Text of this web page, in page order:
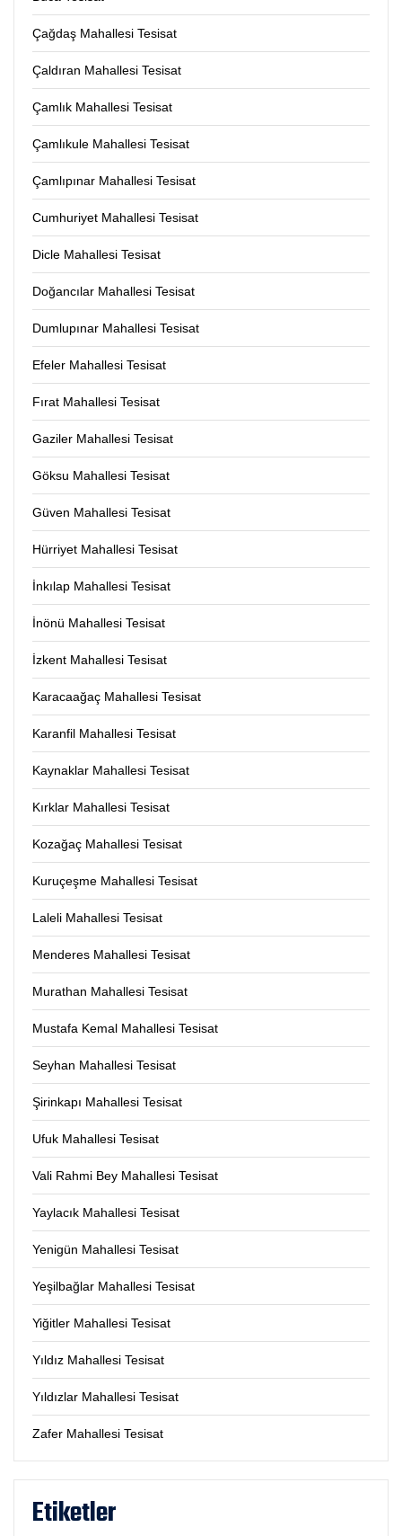
Çağdaş Mahallesi Tesisat
Çaldıran Mahallesi Tesisat
Çamlık Mahallesi Tesisat
Çamlıkule Mahallesi Tesisat
Çamlıpınar Mahallesi Tesisat
Cumhuriyet Mahallesi Tesisat
Dicle Mahallesi Tesisat
Doğancılar Mahallesi Tesisat
Dumlupınar Mahallesi Tesisat
Efeler Mahallesi Tesisat
Fırat Mahallesi Tesisat
Gaziler Mahallesi Tesisat
Göksu Mahallesi Tesisat
Güven Mahallesi Tesisat
Hürriyet Mahallesi Tesisat
İnkılap Mahallesi Tesisat
İnönü Mahallesi Tesisat
İzkent Mahallesi Tesisat
Karacaağaç Mahallesi Tesisat
Karanfil Mahallesi Tesisat
Kaynaklar Mahallesi Tesisat
Kırklar Mahallesi Tesisat
Kozağaç Mahallesi Tesisat
Kuruçeşme Mahallesi Tesisat
Laleli Mahallesi Tesisat
Menderes Mahallesi Tesisat
Murathan Mahallesi Tesisat
Mustafa Kemal Mahallesi Tesisat
Seyhan Mahallesi Tesisat
Şirinkapı Mahallesi Tesisat
Ufuk Mahallesi Tesisat
Vali Rahmi Bey Mahallesi Tesisat
Yaylacık Mahallesi Tesisat
Yenigün Mahallesi Tesisat
Yeşilbağlar Mahallesi Tesisat
Yiğitler Mahallesi Tesisat
Yıldız Mahallesi Tesisat
Yıldızlar Mahallesi Tesisat
Zafer Mahallesi Tesisat
Etiketler